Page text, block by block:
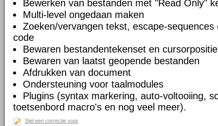
Bewerken van bestanden met "Read Only"
Multi-level ongedaan maken
Zoeken/vervangen tekst, escape-sequences
code
Bewaren bestandentekenset en cursorpositie
Bewaren van laatst geopende bestanden
Afdrukken van document
Ondersteuning voor taalmodules
Plugins (syntax markering, auto-voltooiing,
toetsenbord macro's en nog veel meer).
Stel een correctie voor